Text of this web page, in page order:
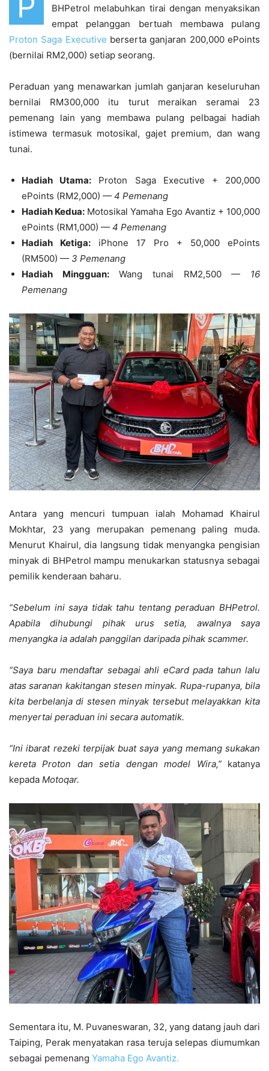
BHPetrol melabuhkan tirai dengan menyaksikan
empat pelanggan bertuah membawa pulang
Proton Saga Executive berserta ganjaran 200,000 ePoints
(bernilai RM2,000) setiap seorang.
Peraduan yang menawarkan jumlah ganjaran keseluruhan
bernilai RM300,000 itu turut meraikan seramai 23
pemenang lain yang membawa pulang pelbagai hadiah
istimewa termasuk motosikal, gajet premium, dan wang
tunai.
Hadiah Utama: Proton Saga Executive + 200,000
ePoints (RM2,000) — 4 Pemenang
Hadiah Kedua: Motosikal Yamaha Ego Avantiz + 100,000
ePoints (RM1,000) — 4 Pemenang
Hadiah Ketiga: iPhone 17 Pro + 50,000 ePoints
(RM500) — 3 Pemenang
Hadiah Mingguan:Wang tunai RM2,500 — 16
Pemenang
Antara yang mencuri tumpuan ialah Mohamad Khairul
Mokhtar, 23 yang merupakan pemenang paling muda.
Menurut Khairul, dia langsung tidak menyangka pengisian
minyak di BHPetrol mampu menukarkan statusnya sebagai
pemilik kenderaan baharu.
“Sebelum ini saya tidak tahu tentang peraduan BHPetrol.
Apabila dihubungi pihak urus setia, awalnya saya
menyangka ia adalah panggilan daripada pihak scammer.
“Saya baru mendaftar sebagai ahli eCard pada tahun lalu
atas saranan kakitangan stesen minyak. Rupa-rupanya, bila
kita berbelanja di stesen minyak tersebut melayakkan kita
menyertai peraduan ini secara automatik.
“Ini ibarat rezeki terpijak buat saya yang memang sukakan
kereta Proton dan setia dengan model Wira,”katanya
kepada Motoqar.
Sementara itu, M. Puvaneswaran, 32, yang datang jauh dari
Taiping, Perak menyatakan rasa teruja selepas diumumkan
sebagai pemenang Yamaha Ego Avantiz.